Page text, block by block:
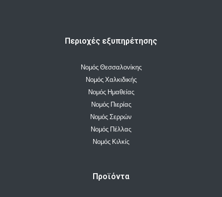
Περιοχές εξυπηρέτησης
Νομός Θεσσαλονίκης
Νομός Χαλκιδικής
Νομός Ημαθείας
Νομός Πιερίας
Νομός Σερρών
Νομός Πέλλας
Νομός Κιλκίς
Προϊόντα